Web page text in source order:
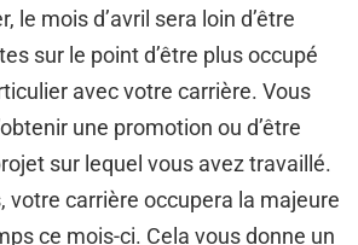
le mois d’avril sera loin d’être
sur le point d’être plus occupé
avec votre carrière. Vous
une promotion ou d’être
sur lequel vous avez travaillé.
votre carrière occupera la majeure
ce mois-ci. Cela vous donne un